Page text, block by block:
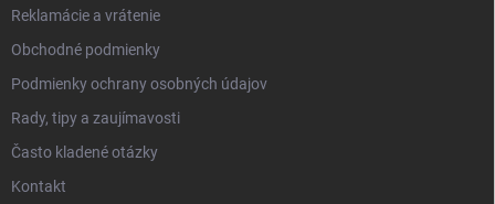
Reklamácie a vrátenie
Obchodné podmienky
Podmienky ochrany osobných údajov
Rady, tipy a zaujímavosti
Často kladené otázky
Kontakt